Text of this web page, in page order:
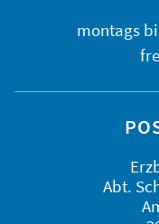
montags
Abt.